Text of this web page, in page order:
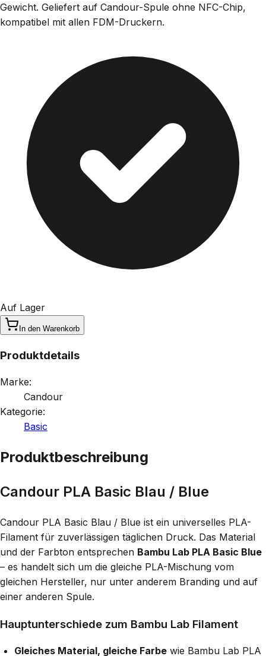
Gewicht. Geliefert auf Candour-Spule ohne NFC-Chip,
kompatibel mit allen FDM-Druckern.
Auf Lager
In den Warenkorb
Produktdetails
Marke:
Candour
Kategorie:
Basic
Produktbeschreibung
Candour PLA Basic Blau / Blue
Candour PLA Basic Blau / Blue ist ein universelles PLA-
Filament für zuverlässigen täglichen Druck. Das Material
und der Farbton entsprechen Bambu Lab PLA Basic Blue
– es handelt sich um die gleiche PLA-Mischung vom
gleichen Hersteller, nur unter anderem Branding und auf
einer anderen Spule.
Hauptunterschiede zum Bambu Lab Filament
Gleiches Material, gleiche Farbe wie Bambu Lab PLA